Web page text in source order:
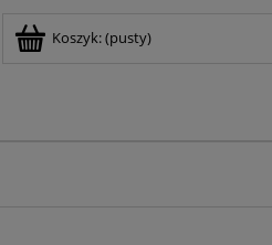
Koszyk:(pusty)